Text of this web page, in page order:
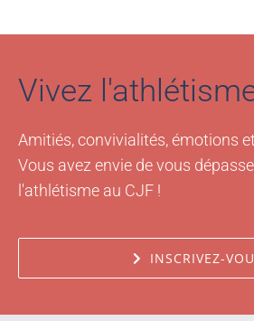
Vivez
Amitiés, convivialités, émotions
Vous avez envie de vous
l'athlétisme au CJF !
INSCRIVEZ-